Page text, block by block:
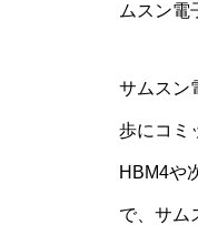
ムスン電
サムスン
歩にコミ
HBM4や
で、サム